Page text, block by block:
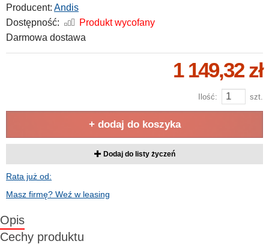
Producent: Andis
Dostępność:
Produkt wycofany
Darmowa dostawa
1 149,32 zł
Ilość: szt.
+ dodaj do koszyka
Dodaj do listy życzeń
Rata już od:
Masz firmę? Weź w leasing
Opis
Cechy produktu